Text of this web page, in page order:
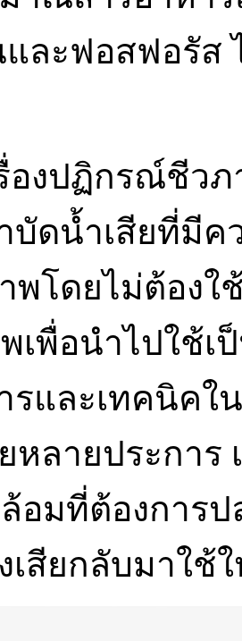
และฟอสฟอรัส
องปฏิกรณ์ชีว
บัดน้ำเสียที่มีค
พโดยไม่ต้องใ
เพื่อนำไปใช้เ
รและเทคนิค
หลายประกา
อมที่ต้องการ
เสียกลับมาใช้